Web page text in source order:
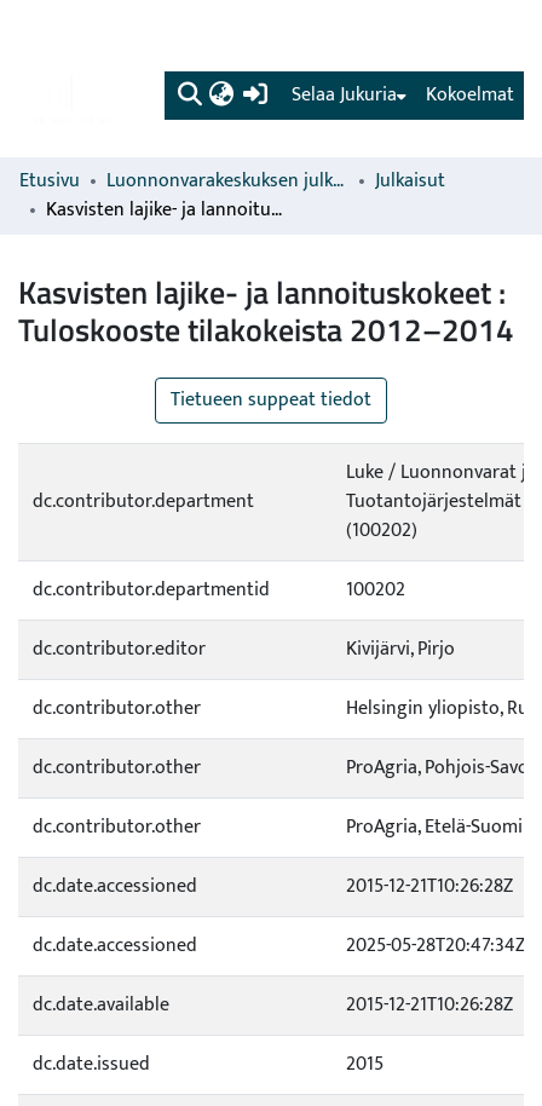
(current) Kokoelmat
Selaa Jukuria
Etusivu Luonnonvarakeskuksen julkaisut
Julkaisut
Kasvisten lajike- ja lannoituskokeet : Tuloskooste tilakokeista 2012–2014
Kasvisten lajike- ja lannoituskokeet :
Tuloskooste tilakokeista 2012–2014
Tietueen suppeat tiedot
dc.contributor.department
Luke / Luonnonvarat
Tuotantojärjestelmät /
(100202)
dc.contributor.departmentid
100202
dc.contributor.editor
Kivijärvi, Pirjo
dc.contributor.other
Helsingin yliopisto,
dc.contributor.other
ProAgria, Pohjois-Savo
dc.contributor.other
ProAgria, Etelä-Suomi
dc.date.accessioned
2015-12-21T10:26:28Z
dc.date.accessioned
2025-05-28T20:47:34Z
dc.date.available
2015-12-21T10:26:28Z
dc.date.issued
2015